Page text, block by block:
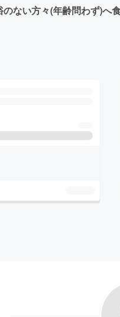
ない方々(年齢問わず)へ